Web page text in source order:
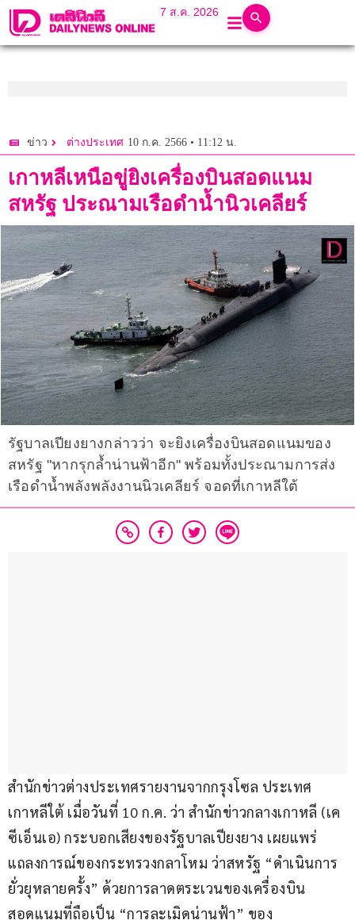
7 ส.ค. 2026
ข่าว ต่างประเทศ 10 ก.ค. 2566 • 11:12 น.
เกาหลีเหนือขู่ยิงเครื่องบินสอดแนม
สหรัฐ ประณามเรือดำน้ำนิวเคลียร์
รัฐบาลเปียงยางกล่าวว่า จะยิงเครื่องบินสอดแนมของ
สหรัฐ "หากรุกล้ำน่านฟ้าอีก" พร้อมทั้งประณามการส่ง
เรือดำน้ำพลังพลังงานนิวเคลียร์ จอดที่เกาหลีใต้
สำนักข่าวต่างประเทศรายงานจากกรุงโซล ประเทศ
เกาหลีใต้ เมื่อวันที่ 10 ก.ค. ว่า สำนักข่าวกลางเกาหลี (เค
ซีเอ็นเอ) กระบอกเสียงของรัฐบาลเปียงยาง เผยแพร่
แถลงการณ์ของกระทรวงกลาโหม ว่าสหรัฐ “ดำเนินการ
ยั่วยุหลายครั้ง” ด้วยการลาดตระเวนของเครื่องบิน
สอดแนมที่ถือเป็น “การละเมิดน่านฟ้า” ของ